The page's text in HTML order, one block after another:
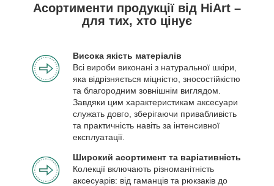
Асортименти продукції від HiArt –
для тих, хто цінує
Висока якість матеріалів
Всі вироби виконані з натуральної шкіри,
яка відрізняється міцністю, зносостійкістю
та благородним зовнішнім виглядом.
Завдяки цим характеристикам аксесуари
служать довго, зберігаючи привабливість
та практичність навіть за інтенсивної
експлуатації.
Широкий асортимент та варіативність
Колекції включають різноманітність
аксесуарів: від гаманців та рюкзаків до